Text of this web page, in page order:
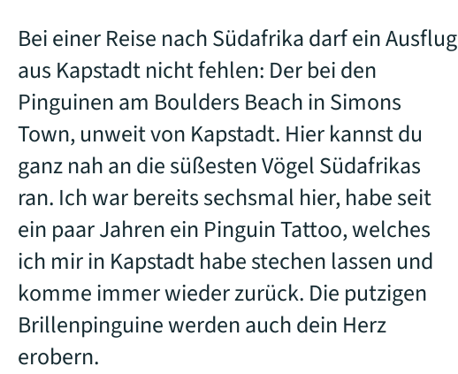
Bei einer Reise nach Südafrika darf ein Ausflug
aus Kapstadt nicht fehlen: Der bei den
Pinguinen am Boulders Beach in Simons
Town, unweit von Kapstadt. Hier kannst du
ganz nah an die süßesten Vögel Südafrikas
ran. Ich war bereits sechsmal hier, habe seit
ein paar Jahren ein Pinguin Tattoo, welches
ich mir in Kapstadt habe stechen lassen und
komme immer wieder zurück. Die putzigen
Brillenpinguine werden auch dein Herz
erobern.